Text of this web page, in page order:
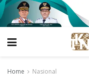
Home Nasional